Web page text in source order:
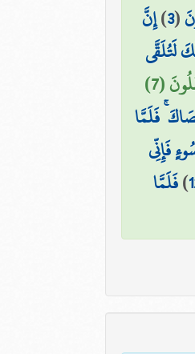
(
3
)إِنَّ
لَتُلَقَّى
(7)
فَلَمَّا
فَإِنِّي
)فَلَمَّا